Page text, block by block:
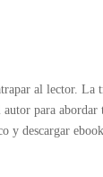
al lector. La
para abordar
y descargar